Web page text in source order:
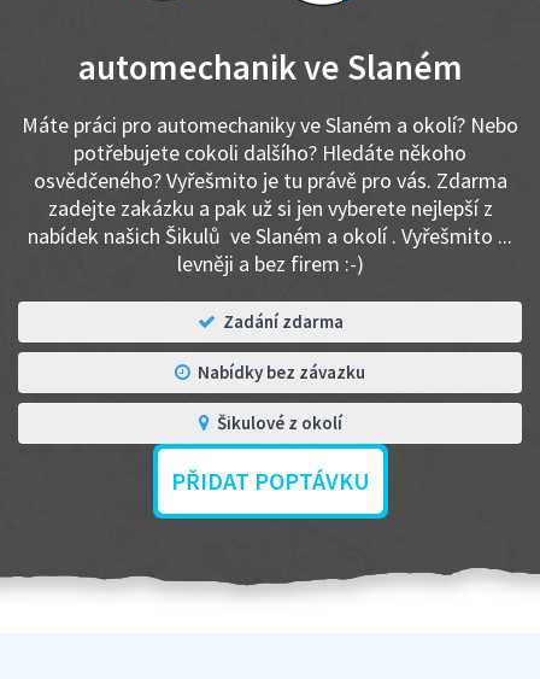
automechanik ve Slaném
Máte práci pro automechaniky ve Slaném a okolí? Nebo
potřebujete cokoli dalšího? Hledáte někoho
osvědčeného? Vyřešmito je tu právě pro vás. Zdarma
zadejte zakázku a pak už si jen vyberete nejlepší z
nabídek našich Šikulů ve Slaném a okolí . Vyřešmito ...
levněji a bez firem :-)
Zadání zdarma
Nabídky bez závazku
Šikulové z okolí
PŘIDAT POPTÁVKU